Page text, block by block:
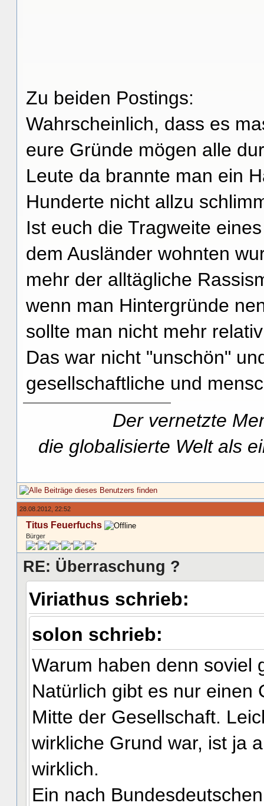
Zu beiden Postings:
Wahrscheinlich, dass es
eure Gründe mögen alle
Leute da brannte man ein
Hunderte nicht allzu
Ist euch die Tragweite
dem Ausländer wohnten
mehr der alltägliche
wenn man Hintergründe
sollte man nicht mehr
Das war nicht "unschön"
gesellschaftliche und
Der vernetzte
die globalisierte Welt als
28.08.2012, 22:52
Titus Feuerfuchs
Bürger
RE: Überraschung ?
Viriathus schrieb:
solon schrieb:
Warum haben denn soviel
Natürlich gibt es nur einen
Mitte der Gesellschaft.
wirkliche Grund war, ist ja
wirklich.
Ein nach